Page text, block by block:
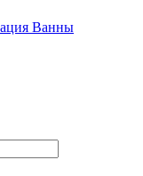
Ванны